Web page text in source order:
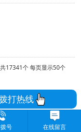
共17341个每页显示50个
打热线
号 在线留言